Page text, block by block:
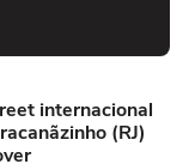
internacional
(RJ)